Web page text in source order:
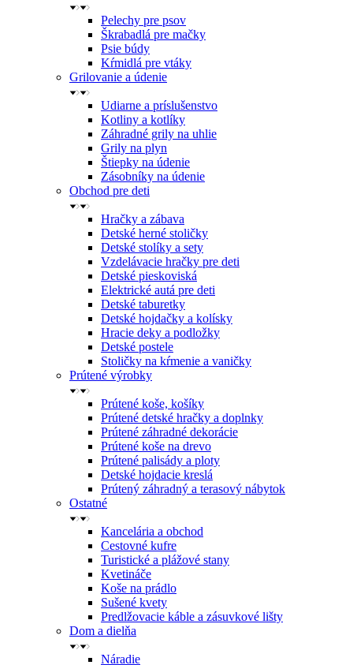
Pelechy pre psov
Škrabadlá pre mačky
Psie búdy
Kŕmidlá pre vtáky
Grilovanie a údenie
Udiarne a príslušenstvo
Kotliny a kotlíky
Záhradné grily na uhlie
Grily na plyn
Štiepky na údenie
Zásobníky na údenie
Obchod pre deti
Hračky a zábava
Detské herné stoličky
Detské stolíky a sety
Vzdelávacie hračky pre deti
Detské pieskoviská
Elektrické autá pre deti
Detské taburetky
Detské hojdačky a kolísky
Hracie deky a podložky
Detské postele
Stoličky na kŕmenie a vaničky
Prútené výrobky
Prútené koše, košíky
Prútené detské hračky a doplnky
Prútené záhradné dekorácie
Prútené koše na drevo
Prútené palisády a ploty
Detské hojdacie kreslá
Prútený záhradný a terasový nábytok
Ostatné
Kancelária a obchod
Cestovné kufre
Turistické a plážové stany
Kvetináče
Koše na prádlo
Sušené kvety
Predlžovacie káble a zásuvkové lišty
Dom a dielňa
Náradie